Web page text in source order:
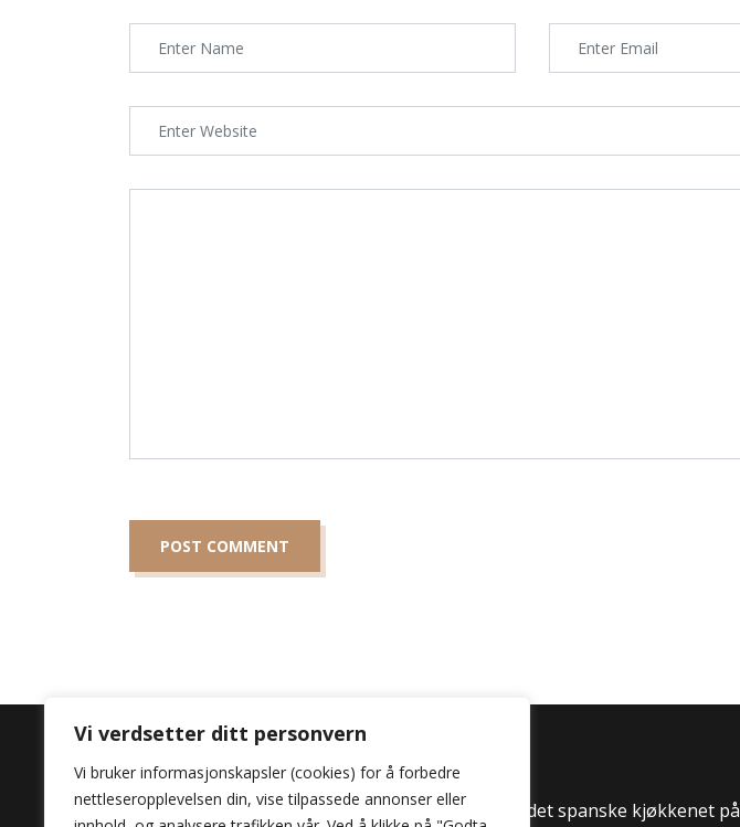
Vi verdsetter ditt personvern
Vi bruker informasjonskapsler (cookies) for å forbedre
nettleseropplevelsen din, vise tilpassede annonser ellerOpplev lidenskapen til det spanske kjøkkenet på